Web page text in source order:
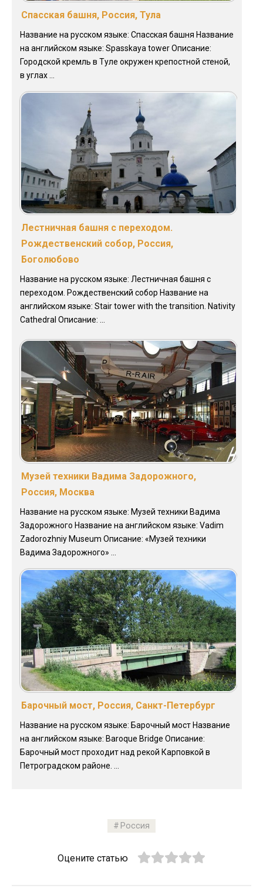
Спасская башня, Россия, Тула
Название на русском языке: Спасская башня Название
на английском языке: Spasskaya tower Описание:
Городской кремль в Туле окружен крепостной стеной,
в углах ...
Лестничная башня с переходом.
Рождественский собор, Россия,
Боголюбово
Название на русском языке: Лестничная башня с
переходом. Рождественский собор Название на
английском языке: Stair tower with the transition. Nativity
Cathedral Описание: ...
Музей техники Вадима Задорожного,
Россия, Москва
Название на русском языке: Музей техники Вадима
Задорожного Название на английском языке: Vadim
Zadorozhniy Museum Описание: «Музей техники
Вадима Задорожного» ...
Барочный мост, Россия, Санкт-Петербург
Название на русском языке: Барочный мост Название
на английском языке: Baroque Bridge Описание:
Барочный мост проходит над рекой Карповкой в
Петроградском районе. ...
Россия
Оцените статью